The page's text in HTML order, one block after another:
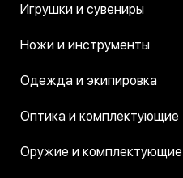
Игрушки и сувениры
Ножи и инструменты
Одежда и экипировка
Оптика и комплектующие
Оружие и комплектующие